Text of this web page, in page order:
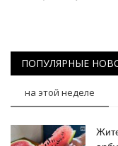
ПОПУЛЯРНЫЕ
на этой неделе